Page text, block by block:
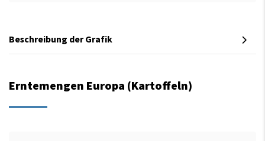
Beschreibung der Grafik
Erntemengen Europa (Kartoffeln)